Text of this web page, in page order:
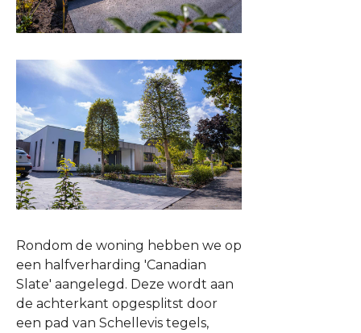
Rondom de woning hebben we op
een halfverharding 'Canadian
Slate' aangelegd. Deze wordt aan
de achterkant opgesplitst door
een pad van Schellevis tegels,